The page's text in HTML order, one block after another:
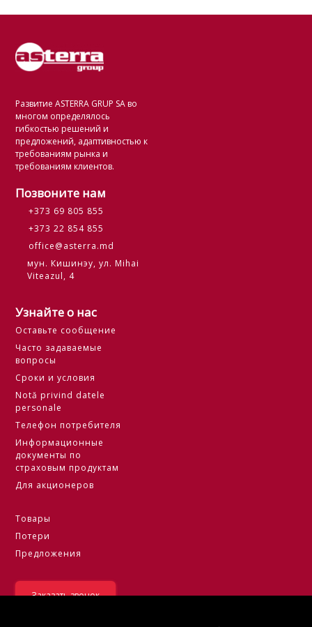
Развитие ASTERRA GRUP SA во
многом определялось
гибкостью решений и
предложений, адаптивностью к
требованиям рынка и
требованиям клиентов.
Позвоните нам
+373 69 805 855
+373 22 854 855
office@asterra.md
мун. Кишинэу, ул. Mihai
Viteazul, 4
Узнайте о нас
Оставьте сообщение
Часто задаваемые
вопросы
Сроки и условия
Notă privind datele
personale
Телефон потребителя
Информационные
документы по
страховым продуктам
Для акционеров
Товары
Потери
Предложения
Заказать звонок